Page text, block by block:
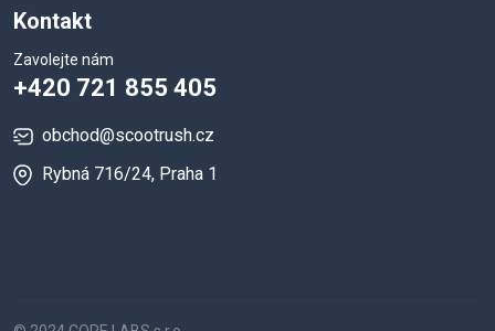
Kontakt
Zavolejte nám
+420 721 855 405
obchod@scootrush.cz
Rybná 716/24, Praha 1